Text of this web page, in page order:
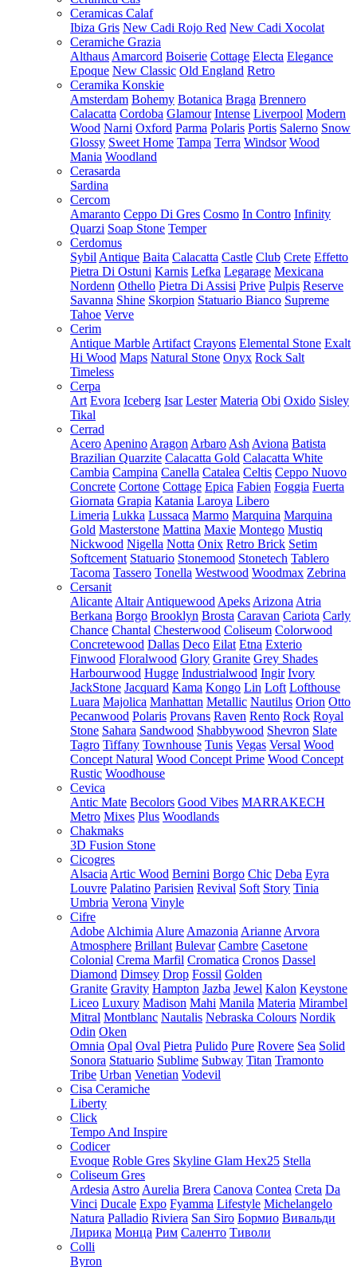
Ceramicas Calaf
Ibiza Gris New Cadi Rojo Red New Cadi Xocolat
Ceramiche Grazia
Althaus Amarcord Boiserie Cottage Electa Elegance
Epoque New Classic Old England Retro
Ceramika Konskie
Amsterdam Bohemy Botanica Braga Brennero
Calacatta Cordoba Glamour Intense Liverpool Modern
Wood Narni Oxford Parma Polaris Portis Salerno Snow
Glossy Sweet Home Tampa Terra Windsor Wood
Mania Woodland
Cerasarda
Sardina
Cercom
Amaranto Ceppo Di Gres Cosmo In Contro Infinity
Quarzi Soap Stone Temper
Cerdomus
Sybil Antique Baita Calacatta Castle Club Crete Effetto
Pietra Di Ostuni Karnis Lefka Legarage Mexicana
Nordenn Othello Pietra Di Assisi Prive Pulpis Reserve
Savanna Shine Skorpion Statuario Bianco Supreme
Tahoe Verve
Cerim
Antique Marble Artifact Crayons Elemental Stone Exalt
Hi Wood Maps Natural Stone Onyx Rock Salt
Timeless
Cerpa
Art Evora Iceberg Isar Lester Materia Obi Oxido Sisley
Tikal
Cerrad
Acero Apenino Aragon Arbaro Ash Aviona Batista
Brazilian Quarzite Calacatta Gold Calacatta White
Cambia Campina Canella Catalea Celtis Ceppo Nuovo
Concrete Cortone Cottage Epica Fabien Foggia Fuerta
Giornata Grapia Katania Laroya Libero
Limeria Lukka Lussaca Marmo Marquina Marquina
Gold Masterstone Mattina Maxie Montego Mustiq
Nickwood Nigella Notta Onix Retro Brick Setim
Softcement Statuario Stonemood Stonetech Tablero
Tacoma Tassero Tonella Westwood Woodmax Zebrina
Cersanit
Alicante Altair Antiquewood Apeks Arizona Atria
Berkana Borgo Brooklyn Brosta Caravan Cariota Carly
Chance Chantal Chesterwood Coliseum Colorwood
Concretewood Dallas Deco Eilat Etna Exterio
Finwood Floralwood Glory Granite Grey Shades
Harbourwood Hugge Industrialwood Ingir Ivory
JackStone Jacquard Kama Kongo Lin Loft Lofthouse
Luara Majolica Manhattan Metallic Nautilus Orion Otto
Pecanwood Polaris Provans Raven Rento Rock Royal
Stone Sahara Sandwood Shabbywood Shevron Slate
Tagro Tiffany Townhouse Tunis Vegas Versal Wood
Concept Natural Wood Concept Prime Wood Concept
Rustic Woodhouse
Cevica
Antic Mate Becolors Good Vibes MARRAKECH
Metro Mixes Plus Woodlands
Chakmaks
3D Fusion Stone
Cicogres
Alsacia Artic Wood Bernini Borgo Chic Deba Eyra
Louvre Palatino Parisien Revival Soft Story Tinia
Umbria Verona Vinyle
Cifre
Adobe Alchimia Alure Amazonia Arianne Arvora
Atmosphere Brillant Bulevar Cambre Casetone
Colonial Crema Marfil Cromatica Cronos Dassel
Diamond Dimsey Drop Fossil Golden
Granite Gravity Hampton Jazba Jewel Kalon Keystone
Liceo Luxury Madison Mahi Manila Materia Mirambel
Mitral Montblanc Nautalis Nebraska Colours Nordik
Odin Oken
Omnia Opal Oval Pietra Pulido Pure Rovere Sea Solid
Sonora Statuario Sublime Subway Titan Tramonto
Tribe Urban Venetian Vodevil
Cisa Ceramiche
Liberty
Click
Tempo And Inspire
Codicer
Evoque Roble Gres Skyline Glam Hex25 Stella
Coliseum Gres
Ardesia Astro Aurelia Brera Canova Contea Creta Da
Vinci Ducale Expo Fyamma Lifestyle Michelangelo
Natura Palladio Riviera San Siro Бормио Вивальди
Лирика Монца Рим Саленто Тиволи
Colli
Byron